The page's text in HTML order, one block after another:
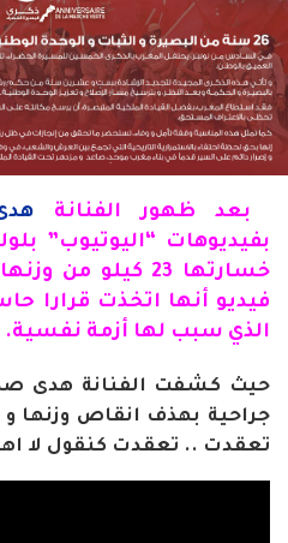
بعد ظهور الفنانة
بفيديوهات “اليوتيوب”
خسارتها 23
فيديو أنها اتخذت قرارا
الذي سبب لها أزمة نفسية.
حيث كشفت الفنانة هدى
جراحية بهذف انقاص وزنها
تعقدت .. تعقدت كنقول لا